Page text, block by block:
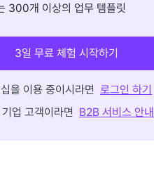
300개 이상의 업무 템플릿
3일 무료 체험 시작하기
을 이용 중이시라면 로그인 하기
업 고객이라면 B2B 서비스 안내